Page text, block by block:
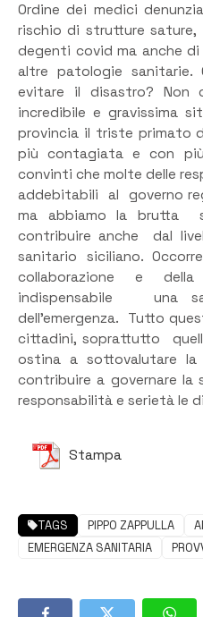
Ordine dei medici
rischio di strutture
degenti covid ma anche di
altre patologie
evitare il disastro? Non
incredibile e gravissima
provincia il triste primato
più contagiata e con
convinti che molte delle
addebitabili al governo
ma abbiamo la brutta
contribuire anche dal
sanitario siciliano.
collaborazione e
indispensabile una
dell’emergenza. Tutto
cittadini, soprattutto
ostina a sottovalutare
contribuire a governare la
responsabilità e serietà le
Stampa
TAGS PIPPO ZAPPULLA
EMERGENZA SANITARIA